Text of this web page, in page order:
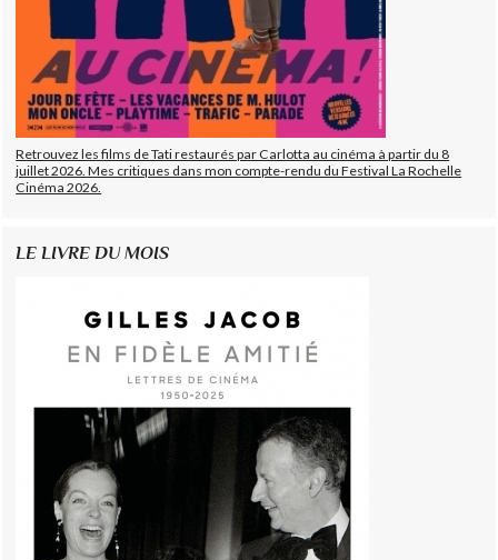
Retrouvez les films de Tati restaurés par Carlotta au cinéma à partir du 8
juillet 2026. Mes critiques dans mon compte-rendu du Festival La Rochelle
Cinéma 2026.
LE LIVRE DU MOIS